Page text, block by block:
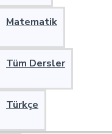
Matematik
Tüm Dersler
Türkçe